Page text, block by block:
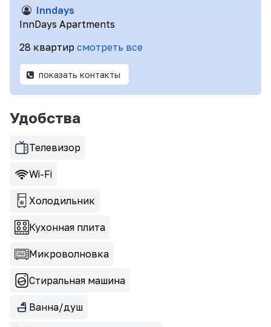
Inndays
InnDays Apartments
28 квартир смотреть все
показать контакты
Удобства
Телевизор
Wi-Fi
Холодильник
Кухонная плита
Микроволновка
Стиральная машина
Ванна/душ